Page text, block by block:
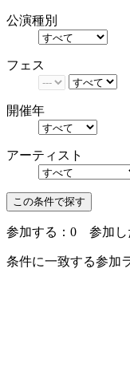
公演種別
フェス
開催年
アーティスト
参加する： 0 参加し
条件に一致する参加